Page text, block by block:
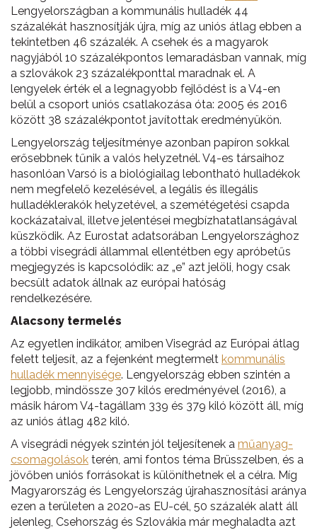
Lengyelországban a kommunális hulladék 44
százalékát hasznosítják újra, míg az uniós átlag ebben a
tekintetben 46 százalék. A csehek és a magyarok
nagyjából 10 százalékpontos lemaradásban vannak, míg
a szlovákok 23 százalékponttal maradnak el. A
lengyelek érték el a legnagyobb fejlődést is a V4-en
belül a csoport uniós csatlakozása óta: 2005 és 2016
között 38 százalékpontot javítottak eredményükön.
Lengyelország teljesítménye azonban papíron sokkal
erősebbnek tűnik a valós helyzetnél. V4-es társaihoz
hasonlóan Varsó is a biológiailag lebontható hulladékok
nem megfelelő kezelésével, a legális és illegális
hulladéklerakók helyzetével, a szemétégetési csapda
kockázataival, illetve jelentései megbízhatatlanságával
küszködik. Az Eurostat adatsorában Lengyelországhoz
a többi visegrádi állammal ellentétben egy apróbetűs
megjegyzés is kapcsolódik: az „e” azt jelöli, hogy csak
becsült adatok állnak az európai hatóság
rendelkezésére.
Alacsony termelés
Az egyetlen indikátor, amiben Visegrád az Európai átlag
felett teljesít, az a fejenként megtermelt kommunális
hulladék mennyisége. Lengyelország ebben szintén a
legjobb, mindössze 307 kilós eredményével (2016), a
másik három V4-tagállam 339 és 379 kiló között áll, míg
az uniós átlag 482 kiló.
A visegrádi négyek szintén jól teljesítenek a műanyag-
csomagolások terén, ami fontos téma Brüsszelben, és a
jövőben uniós forrásokat is különíthetnek el a célra. Míg
Magyarország és Lengyelország újrahasznosítási aránya
ezen a területen a 2020-as EU-cél, 50 százalék alatt áll
jelenleg, Csehország és Szlovákia már meghaladta azt